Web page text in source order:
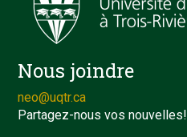
Nous joindre
neo@uqtr.ca
Partagez-nous vos nouvelles!